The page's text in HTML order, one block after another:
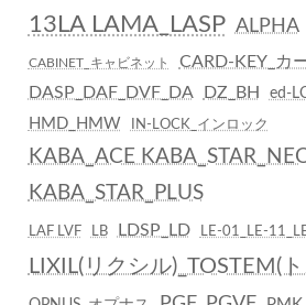
13LA LAMA_LASP ALPHA
CABINET_キャビネット
CARD-KEY_カ
DASP_DAF_DVF_DA
DZ_BH ed-
HMD_HMW IN-LOCK_インロック
KABA_ACE
KABA_STAR_PLUS
LAF LVF LB LDSP_LD LE-01_LE-
LIXIL(リクシル)_TOSTEM(